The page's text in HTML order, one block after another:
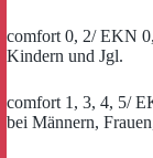
comfort 0, 2/ EKN
Kindern und Jgl.
comfort 1, 3, 4, 5/
bei Männern,